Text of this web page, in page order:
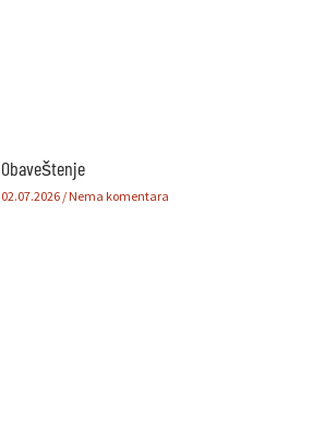
Obaveštenje
02.07.2026 Nema komentara